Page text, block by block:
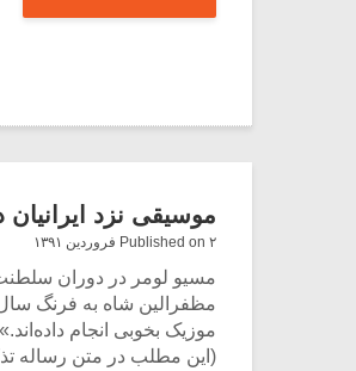
موسیقی نزد ایرانیان در ۱۸۸۵ میلادی
Published on ۲ فروردین ۱۳۹۱
مسیو لومر در دوران
موزیک بخوبی انجام